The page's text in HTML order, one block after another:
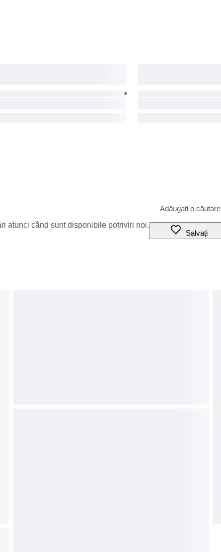
atunci când sunt disponibile potriviri noi.
Salvați